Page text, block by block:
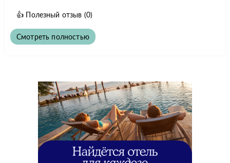
👍 Полезный отзыв (0)
Смотреть полностью